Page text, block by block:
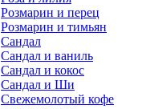
Розмарин и перец
Розмарин и тимьян
Сандал
Сандал и ваниль
Сандал и кокос
Сандал и Ши
Свежемолотый кофе